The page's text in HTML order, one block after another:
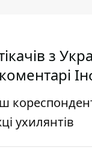
з
ухилянтів